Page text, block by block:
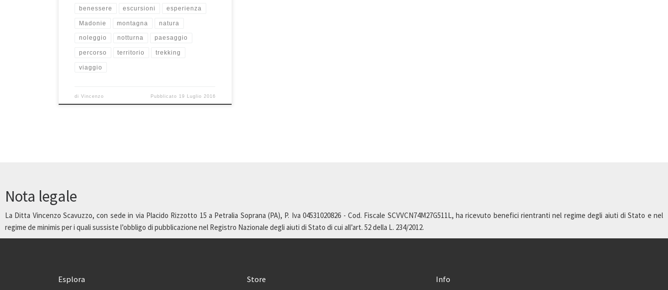
benessere escursioni esperienza
Madonie montagna natura
noleggio notturna paesaggio
percorso territorio trekking
viaggio
diVincenzo Pubblicato 19 Luglio 2016
Nota legale
La Ditta Vincenzo Scavuzzo, con sede in via Placido Rizzotto 15 a Petralia Soprana (PA), P. Iva 04531020826 - Cod. Fiscale SCVVCN74M27G511L, ha ricevuto benefici rientranti nel regime degli aiuti di Stato e nel
regime de minimis per i quali sussiste l’obbligo di pubblicazione nel Registro Nazionale degli aiuti di Stato di cui all’art. 52 della L. 234/2012.
Esplora Store Info